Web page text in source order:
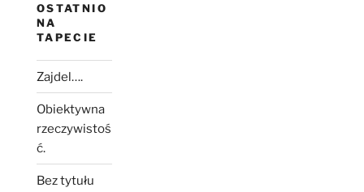
OSTATNIO
NA
TAPECIE
Zajdel….
Obiektywna
rzeczywistoś
ć.
Bez tytułu